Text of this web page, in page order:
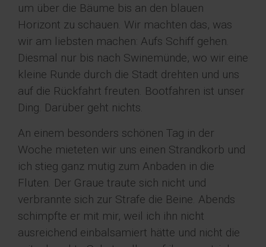
um über die Bäume bis an den blauen
Horizont zu schauen. Wir machten das, was
wir am liebsten machen: Aufs Schiff gehen.
Diesmal nur bis nach Swinemünde, wo wir eine
kleine Runde durch die Stadt drehten und uns
auf die Rückfahrt freuten. Bootfahren ist unser
Ding. Darüber geht nichts.
An einem besonders schönen Tag in der
Woche mieteten wir uns einen Strandkorb und
ich stieg ganz mutig zum Anbaden in die
Fluten. Der Graue traute sich nicht und
verbrannte sich zur Strafe die Beine. Abends
schimpfte er mit mir, weil ich ihn nicht
ausreichend einbalsamiert hätte und nicht die